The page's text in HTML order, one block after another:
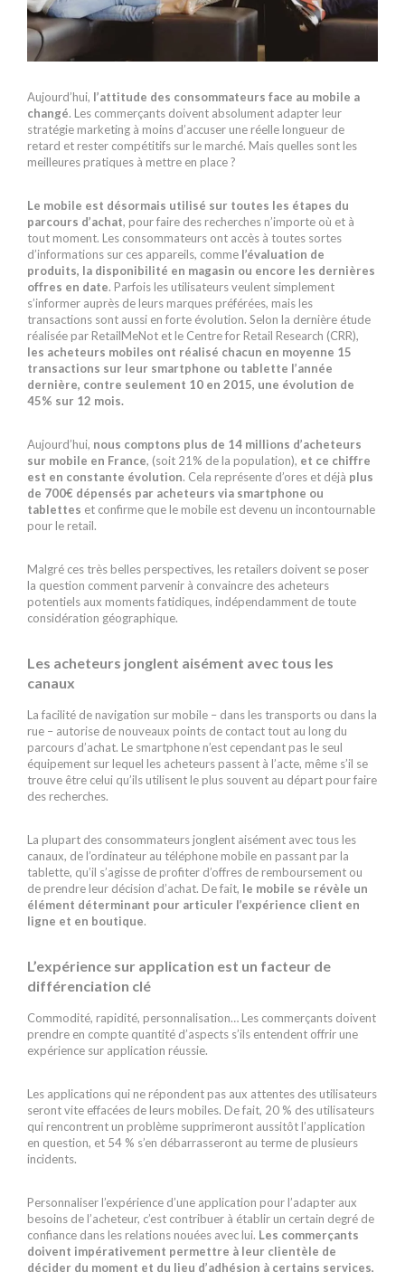
Aujourd’hui, l’attitude des consommateurs face au mobile a
changé. Les commerçants doivent absolument adapter leur
stratégie marketing à moins d’accuser une réelle longueur de
retard et rester compétitifs sur le marché. Mais quelles sont les
meilleures pratiques à mettre en place ?
Le mobile est désormais utilisé sur toutes les étapes du
parcours d’achat, pour faire des recherches n’importe où et à
tout moment. Les consommateurs ont accès à toutes sortes
d’informations sur ces appareils, comme l’évaluation de
produits, la disponibilité en magasin ou encore les dernières
offres en date. Parfois les utilisateurs veulent simplement
s’informer auprès de leurs marques préférées, mais les
transactions sont aussi en forte évolution. Selon la dernière étude
réalisée par RetailMeNot et le Centre for Retail Research (CRR),
les acheteurs mobiles ont réalisé chacun en moyenne 15
transactions sur leur smartphone ou tablette l’année
dernière, contre seulement 10 en 2015, une évolution de
45% sur 12 mois.
Aujourd’hui, nous comptons plus de 14 millions d’acheteurs
sur mobile en France, (soit 21% de la population), et ce chiffre
est en constante évolution. Cela représente d’ores et déjà plus
de 700€ dépensés par acheteurs via smartphone ou
tablettes et confirme que le mobile est devenu un incontournable
pour le retail.
Malgré ces très belles perspectives, les retailers doivent se poser
la question comment parvenir à convaincre des acheteurs
potentiels aux moments fatidiques, indépendamment de toute
considération géographique.
Les acheteurs jonglent aisément avec tous les
canaux
La facilité de navigation sur mobile – dans les transports ou dans la
rue – autorise de nouveaux points de contact tout au long du
parcours d’achat. Le smartphone n’est cependant pas le seul
équipement sur lequel les acheteurs passent à l’acte, même s’il se
trouve être celui qu’ils utilisent le plus souvent au départ pour faire
des recherches.
La plupart des consommateurs jonglent aisément avec tous les
canaux, de l’ordinateur au téléphone mobile en passant par la
tablette, qu’il s’agisse de profiter d’offres de remboursement ou
de prendre leur décision d’achat. De fait, le mobile se révèle un
élément déterminant pour articuler l’expérience client en
ligne et en boutique.
L’expérience sur application est un facteur de
différenciation clé
Commodité, rapidité, personnalisation… Les commerçants doivent
prendre en compte quantité d’aspects s’ils entendent offrir une
expérience sur application réussie.
Les applications qui ne répondent pas aux attentes des utilisateurs
seront vite effacées de leurs mobiles. De fait, 20 % des utilisateurs
qui rencontrent un problème supprimeront aussitôt l’application
en question, et 54 % s’en débarrasseront au terme de plusieurs
incidents.
Personnaliser l’expérience d’une application pour l’adapter aux
besoins de l’acheteur, c’est contribuer à établir un certain degré de
confiance dans les relations nouées avec lui. Les commerçants
doivent impérativement permettre à leur clientèle de
décider du moment et du lieu d’adhésion à certains services,